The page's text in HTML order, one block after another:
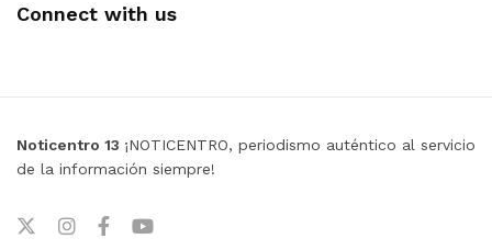
Connect with us
Noticentro 13 ¡NOTICENTRO, periodismo auténtico al servicio
de la información siempre!